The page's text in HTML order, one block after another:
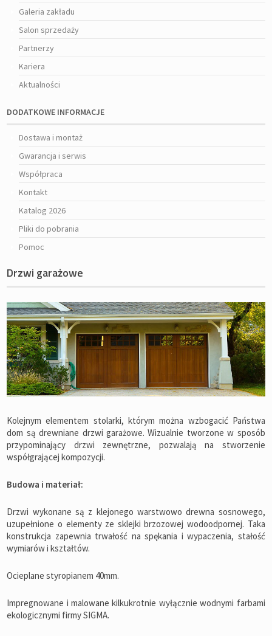
Galeria zakładu
Salon sprzedaży
Partnerzy
Kariera
Aktualności
DODATKOWE INFORMACJE
Dostawa i montaż
Gwarancja i serwis
Współpraca
Kontakt
Katalog 2026
Pliki do pobrania
Pomoc
Drzwi garażowe
Kolejnym elementem stolarki, którym można wzbogacić Państwa
dom są drewniane drzwi garażowe. Wizualnie tworzone w sposób
przypominający drzwi zewnętrzne, pozwalają na stworzenie
współgrającej kompozycji.
Budowa i materiał:
Drzwi wykonane są z klejonego warstwowo drewna sosnowego,
uzupełnione o elementy ze sklejki brzozowej wodoodpornej. Taka
konstrukcja zapewnia trwałość na spękania i wypaczenia, stałość
wymiarów i kształtów.
Ocieplane styropianem 40mm.
Impregnowane i malowane kilkukrotnie wyłącznie wodnymi farbami
ekologicznymi firmy SIGMA.